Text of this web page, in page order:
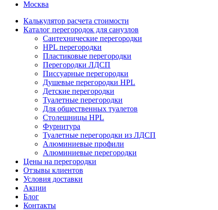
Москва
Калькулятор расчета стоимости
Каталог перегородок для санузлов
Сантехнические перегородки
HPL перегородки
Пластиковые перегородки
Перегородки ЛДСП
Писсуарные перегородки
Душевые перегородки HPL
Детские перегородки
Туалетные перегородки
Для общественных туалетов
Столешницы HPL
Фурнитура
Туалетные перегородки из ЛДСП
Алюминиевые профили
Алюминиевые перегородки
Цены на перегородки
Отзывы клиентов
Условия доставки
Акции
Блог
Контакты